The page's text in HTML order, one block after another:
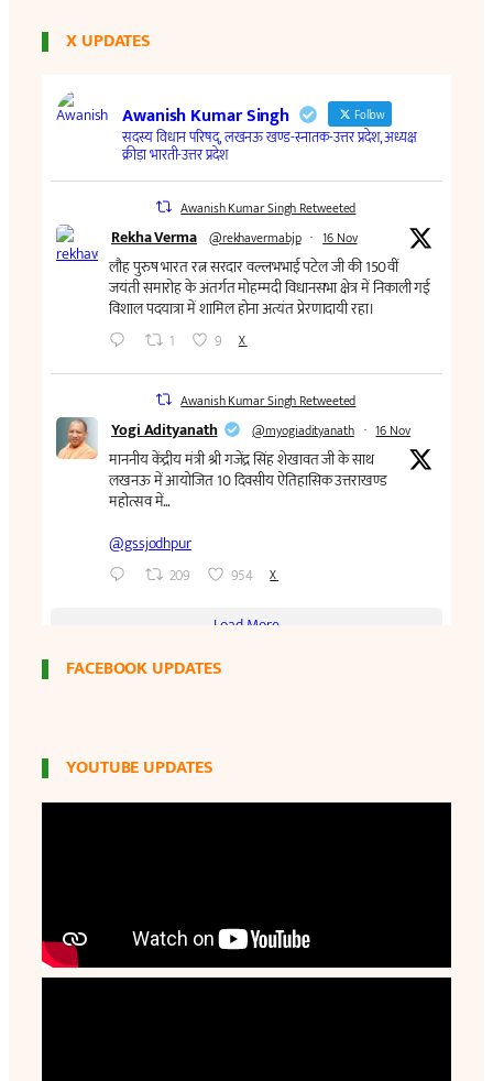
X UPDATES
FACEBOOK UPDATES
YOUTUBE UPDATES